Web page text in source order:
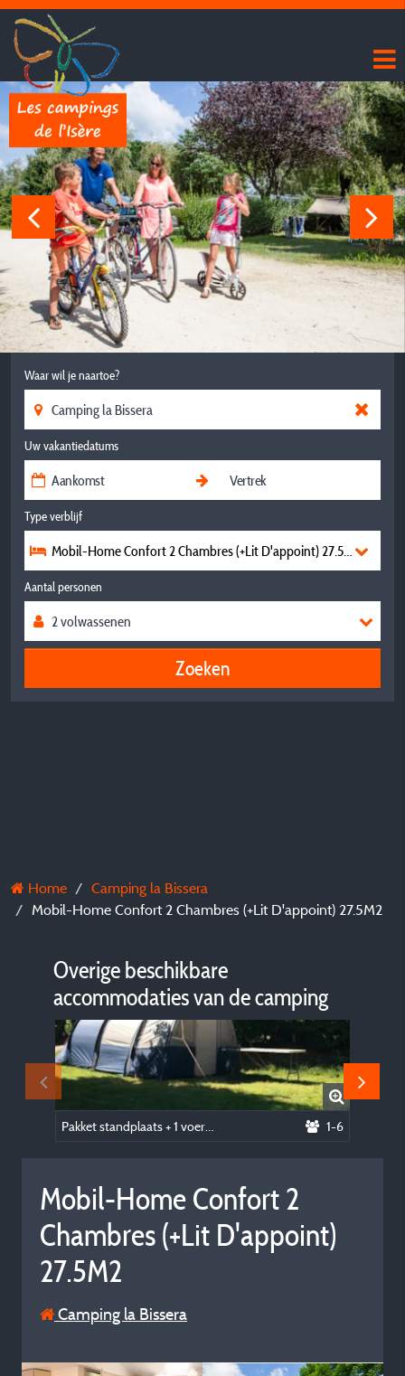
Waar wil je naartoe?
Uw vakantiedatums
Type verblijf
Mobil-Home Confort 2 Chambres (+Lit D'appoint) 27.5M2
Aantal personen
Zoeken
Home
Camping la Bissera
Mobil-Home Confort 2 Chambres (+Lit D'appoint) 27.5M2
Overige beschikbare
accommodaties van de camping
1-6
Mobil-Home Confort 2
Chambres (+Lit D'appoint)
27.5M2
Camping la Bissera